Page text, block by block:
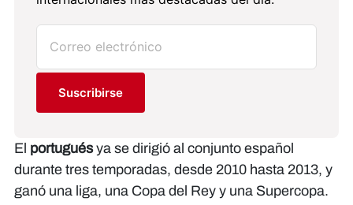
Suscribirse
El portuguésya se dirigió al conjunto español
durante tres temporadas, desde 2010 hasta 2013, y
ganó una liga, una Copa del Rey y una Supercopa.